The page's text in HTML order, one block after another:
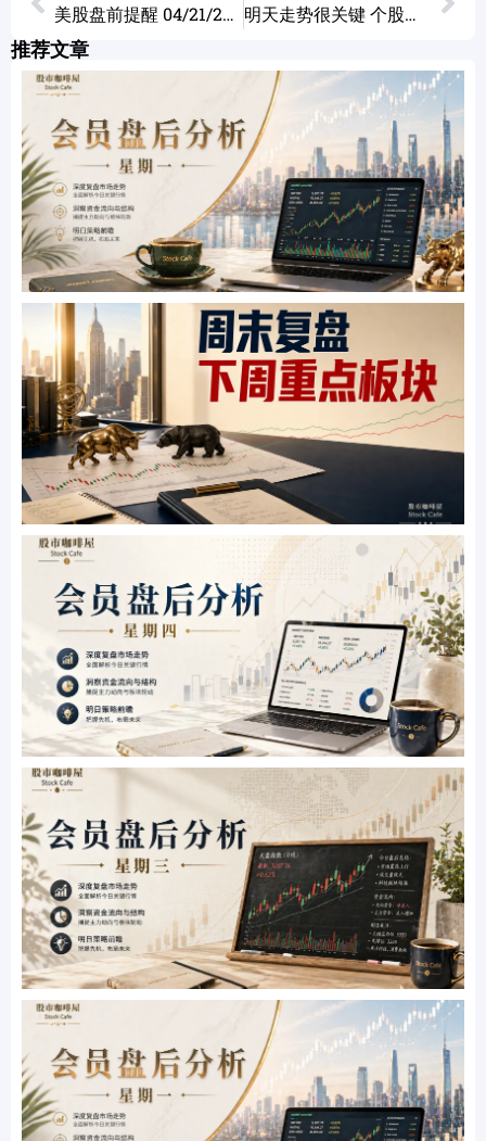
美股盘前提醒 04/21/2024
明天走势很关键 个股分析 EXPE SE LLY LULU GOOG NVDA 04/22/2024
推荐文章